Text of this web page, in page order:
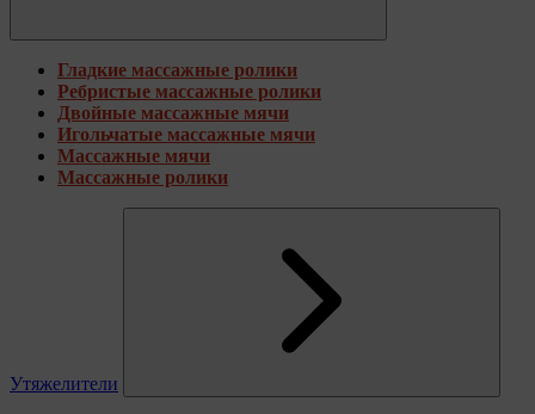
Гладкие массажные ролики
Ребристые массажные ролики
Двойные массажные мячи
Игольчатые массажные мячи
Массажные мячи
Массажные ролики
Утяжелители